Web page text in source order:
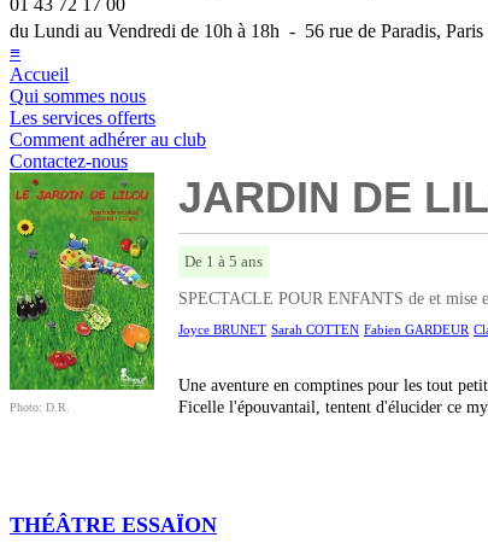
01 43 72 17 00
du Lundi au Vendredi de 10h à 18h - 56 rue de Paradis, Paris
≡
Accueil
Qui sommes nous
Les services offerts
Comment adhérer au club
Contactez-nous
Photo: D.R.
JARDIN DE
De 1 à 5 ans
SPECTACLE POUR ENFANTS de et mise
Joyce BRUNET Sarah COTTEN Fabien GARDEUR
Une aventure en comptines pour les tout
Ficelle l'épouvantail, tentent d'élucider ce
THÉÂTRE ESSAÏON